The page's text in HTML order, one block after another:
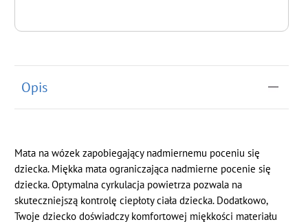
Opis
Mata na wózek zapobiegający nadmiernemu poceniu się
dziecka. Miękka mata ograniczająca nadmierne pocenie się
dziecka. Optymalna cyrkulacja powietrza pozwala na
skuteczniejszą kontrolę ciepłoty ciała dziecka. Dodatkowo,
Twoje dziecko doświadczy komfortowej miękkości materiału